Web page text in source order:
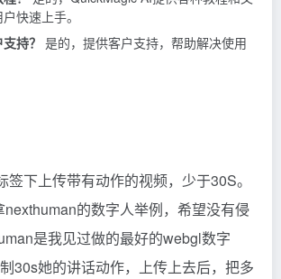
快速上手。
持？ 是的，提供客户支持，帮助解决使用
签下上传带有动作的视频，少于30S。
的数字人举例，希望没有侵
是我见过做的最好的webgl数字
30s她的讲话动作，上传上去后，把多